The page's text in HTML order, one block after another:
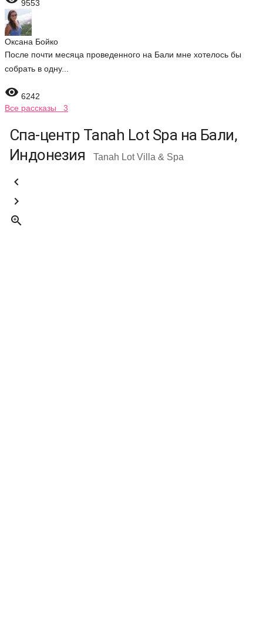
9553
Оксана Бойко
После почти месяца проведенного на Бали мне хотелось бы
собрать в одну...
 6242
Все рассказы 3
Спа-центр Tanah Lot Spa на Бали,
Индонезия
Tanah Lot Villa & Spa


